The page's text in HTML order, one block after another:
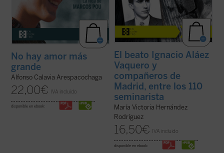
No hay amor más
grande
Alfonso Calavia Arespacochaga
22,00€ IVA incluido
disponible en ebook:
El beato Ignacio Aláez
Vaquero y
compañeros de
Madrid, entre los 110
seminarista
María Victoria Hernández
Rodríguez
16,50€ IVA incluido
disponible en ebook: